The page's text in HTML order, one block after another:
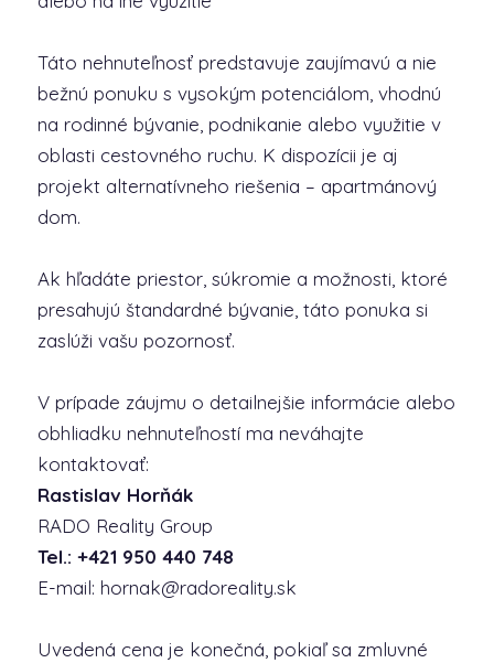
Táto nehnuteľnosť predstavuje zaujímavú a nie
bežnú ponuku s vysokým potenciálom, vhodnú
na rodinné bývanie, podnikanie alebo využitie v
oblasti cestovného ruchu. K dispozícii je aj
projekt alternatívneho riešenia – apartmánový
dom.
Ak hľadáte priestor, súkromie a možnosti, ktoré
presahujú štandardné bývanie, táto ponuka si
zaslúži vašu pozornosť.
V prípade záujmu o detailnejšie informácie alebo
obhliadku nehnuteľností ma neváhajte
kontaktovať:
Rastislav Horňák
RADO Reality Group
Tel.: +421 950 440 748
E-mail: hornak@radoreality.sk
Uvedená cena je konečná, pokiaľ sa zmluvné